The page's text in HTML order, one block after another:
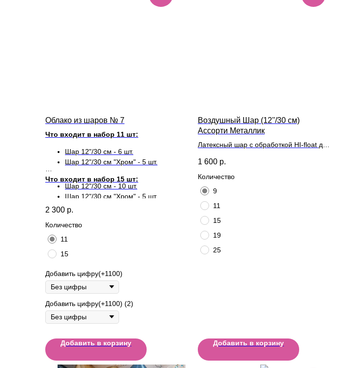
Облако из шаров № 7
Что входит в набор 11 шт:
Шар 12"/30 см - 6 шт.
Шар 12"/30 см "Хром" - 5 шт.
Что входит в набор 15 шт:
Шар 12"/30 см - 10 шт.
Шар 12"/30 см "Хром" - 5 шт.
2 300 р.
Количество
11
15
Добавить цифру(+1100)
Добавить цифру(+1100) (2)
Добавить в корзину
Воздушный Шар (12''/30 см)
Ассорти Металлик
Латексный шар с обработкой HI-float для
1 600 р.
Количество
9
11
15
19
25
Добавить в корзину